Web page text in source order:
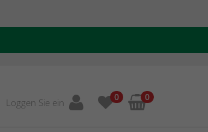
Loggen Sie ein 0 0